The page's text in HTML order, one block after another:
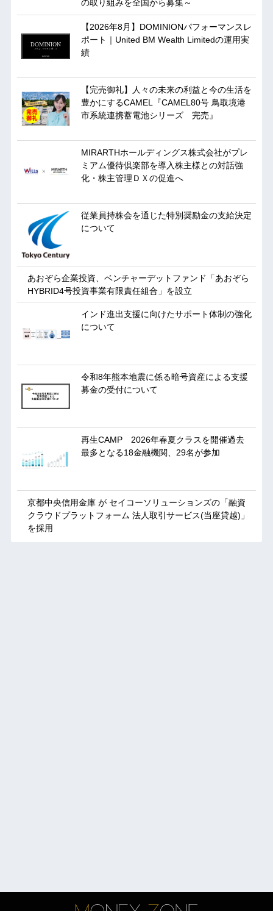
の取り組みを全国から募集～
【2026年8月】DOMINIONパフォーマンスレ
ポート｜United BM Wealth Limitedの運用実
績
【完売御礼】人々の未来の利益と今の生活を
豊かにするCAMEL『CAMEL80号 鳥取境港
市系統連携蓄電池シリーズ 完売』
MIRARTHホールディングス株式会社がプレ
ミアム優待倶楽部を導入株主様との対話強
化・株主管理ＤＸの促進へ
従業員持株会を通じた特別奨励金の支給決定
について
あおぞら企業投資、ベンチャーデットファンド「あおぞら
HYBRID4号投資事業有限責任組合」を設立
インド進出支援に向けたサポート体制の強化
について
令和8年熊本地震に係る暗号資産による支援
募金の受付について
再生CAMP 2026年春夏クラスを開催過去
最多となる18金融機関、29名が参加
京都中央信用金庫 が セイコーソリューションズの「融資
クラウドプラットフォーム 法人取引サービス(当座貸越)」
を採用